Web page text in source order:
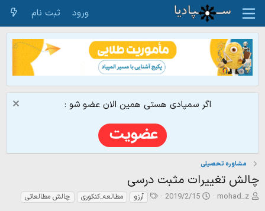
ورود ثبت نام
اگر سمپادی هستی همین الان عضو شو :
مشاوره تحصیلی
چالش تغییرات مثبت درسی
ش
mohad_z
ت2019/2/15
ت آرزو مطالعه_کنکوری چالش مطالعاتی